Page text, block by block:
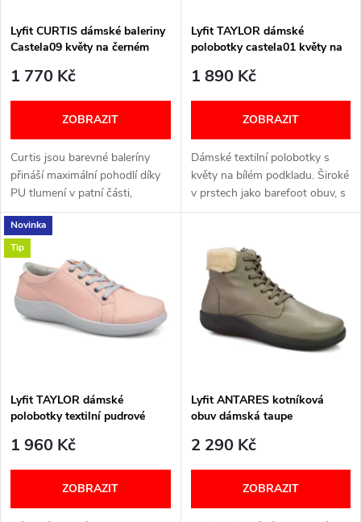
p
r
d
u
k
t
ů
s
p
r
o
d
u
k
t
Lyfit CURTIS dámské baleriny
Castela09 květy na černém
1 770 Kč
ZOBRAZIT
Curtis jsou barevné baleríny
přináší maximální pohodlí díky
PU tlumení v patní části,
protiskluzové podrážce a
velkému prostorem pro prsty.
Jakmile je obujete, nebudete je
chtít...
Lyfit TAYLOR dámské
polobotky castela01 květy na
1 890 Kč
ZOBRAZIT
Dámské textilní polobotky s
květy na bílém podkladu. Široké
v prstech jako barefoot obuv, s
ohebnou klasickou podrážkou a
Zavazování na tkaničky,
velikosti...
Novinka
Tip
Lyfit TAYLOR dámské
polobotky textilní pudrové
1 960 Kč
ZOBRAZIT
Lyfit ANTARES kotníková
obuv dámská taupe
2 290 Kč
ZOBRAZIT